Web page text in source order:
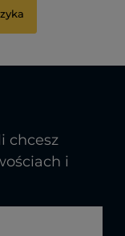
chcesz
i